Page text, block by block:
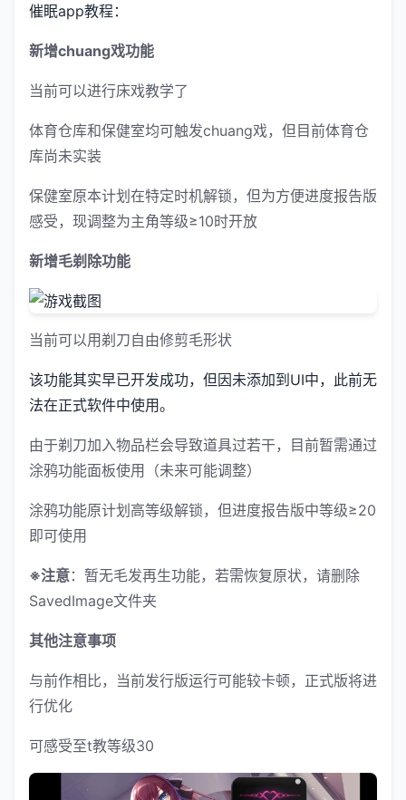
催眠app教程：
新增chuang戏功能
当前可以进行床戏教学了
体育仓库和保健室均可触发chuang戏，但目前体育仓
库尚未实装
保健室原本计划在特定时机解锁，但为方便进度报告版
感受，现调整为主角等级≥10时开放
新增毛剃除功能
当前可以用剃刀自由修剪毛形状
该功能其实早已开发成功，但因未添加到UI中，此前无
法在正式软件中使用。
由于剃刀加入物品栏会导致道具过若干，目前暂需通过
涂鸦功能面板使用（未来可能调整）
涂鸦功能原计划高等级解锁，但进度报告版中等级≥20
即可使用
※注意：暂无毛发再生功能，若需恢复原状，请删除
SavedImage文件夹
其他注意事项
与前作相比，当前发行版运行可能较卡顿，正式版将进
行优化
可感受至t教等级30